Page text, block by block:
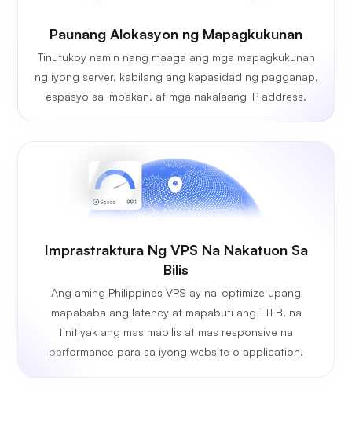
Paunang Alokasyon ng Mapagkukunan
Tinutukoy namin nang maaga ang mga mapagkukunan
ng iyong server, kabilang ang kapasidad ng pagganap,
espasyo sa imbakan, at mga nakalaang IP address.
Imprastraktura Ng VPS Na Nakatuon Sa
Bilis
Ang aming Philippines VPS ay na-optimize upang
mapababa ang latency at mapabuti ang TTFB, na
tinitiyak ang mas mabilis at mas responsive na
performance para sa iyong website o application.